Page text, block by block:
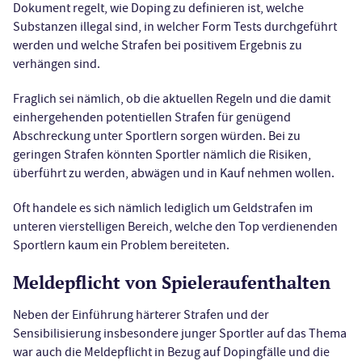
Dokument regelt, wie Doping zu definieren ist, welche
Substanzen illegal sind, in welcher Form Tests durchgeführt
werden und welche Strafen bei positivem Ergebnis zu
verhängen sind.
Fraglich sei nämlich, ob die aktuellen Regeln und die damit
einhergehenden potentiellen Strafen für genügend
Abschreckung unter Sportlern sorgen würden. Bei zu
geringen Strafen könnten Sportler nämlich die Risiken,
überführt zu werden, abwägen und in Kauf nehmen wollen.
Oft handele es sich nämlich lediglich um Geldstrafen im
unteren vierstelligen Bereich, welche den Top verdienenden
Sportlern kaum ein Problem bereiteten.
Meldepflicht von Spieleraufenthalten
Neben der Einführung härterer Strafen und der
Sensibilisierung insbesondere junger Sportler auf das Thema
war auch die Meldepflicht in Bezug auf Dopingfälle und die